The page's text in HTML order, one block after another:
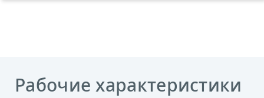
Рабочие характеристики